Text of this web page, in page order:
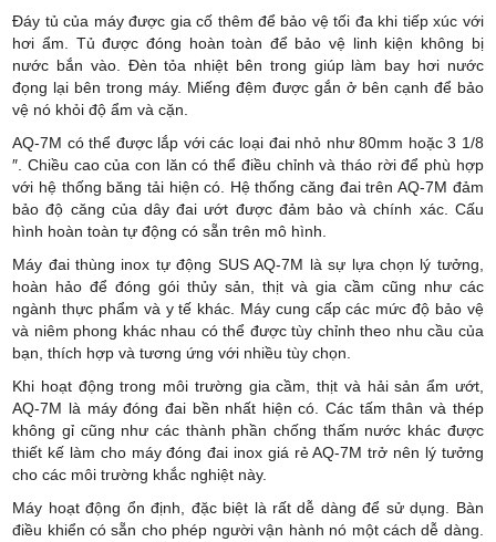
Đáy tủ của máy được gia cố thêm để bảo vệ tối đa khi tiếp xúc với
hơi ẩm. Tủ được đóng hoàn toàn để bảo vệ linh kiện không bị
nước bắn vào. Đèn tỏa nhiệt bên trong giúp làm bay hơi nước
đọng lại bên trong máy. Miếng đệm được gắn ở bên cạnh để bảo
vệ nó khỏi độ ẩm và cặn.
AQ-7M có thể được lắp với các loại đai nhỏ như 80mm hoặc 3 1/8
″. Chiều cao của con lăn có thể điều chỉnh và tháo rời để phù hợp
với hệ thống băng tải hiện có. Hệ thống căng đai trên AQ-7M đảm
bảo độ căng của dây đai ướt được đảm bảo và chính xác. Cấu
hình hoàn toàn tự động có sẵn trên mô hình.
Máy đai thùng inox tự động SUS AQ-7M là sự lựa chọn lý tưởng,
hoàn hảo để đóng gói thủy sản, thịt và gia cầm cũng như các
ngành thực phẩm và y tế khác. Máy cung cấp các mức độ bảo vệ
và niêm phong khác nhau có thể được tùy chỉnh theo nhu cầu của
bạn, thích hợp và tương ứng với nhiều tùy chọn.
Khi hoạt động trong môi trường gia cầm, thịt và hải sản ẩm ướt,
AQ-7M là máy đóng đai bền nhất hiện có. Các tấm thân và thép
không gỉ cũng như các thành phần chống thấm nước khác được
thiết kế làm cho máy đóng đai inox giá rẻ AQ-7M trở nên lý tưởng
cho các môi trường khắc nghiệt này.
Máy hoạt động ổn định, đặc biệt là rất dễ dàng để sử dụng. Bàn
điều khiển có sẵn cho phép người vận hành nó một cách dễ dàng.